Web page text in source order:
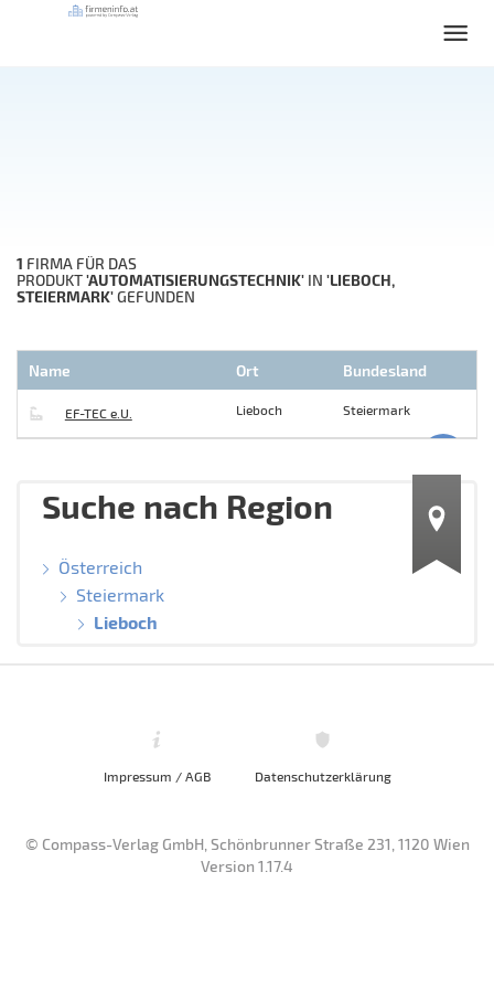
1 FIRMA FÜR DAS
PRODUKT'AUTOMATISIERUNGSTECHNIK' IN 'LIEBOCH,
STEIERMARK'GEFUNDEN
Name Ort Bundesland
EF-TEC e.U. Lieboch Steiermark
Suche nach Region
Österreich
Steiermark
Lieboch
Impressum / AGB Datenschutzerklärung
© Compass-Verlag GmbH, Schönbrunner Straße 231, 1120 Wien
Version 1.17.4